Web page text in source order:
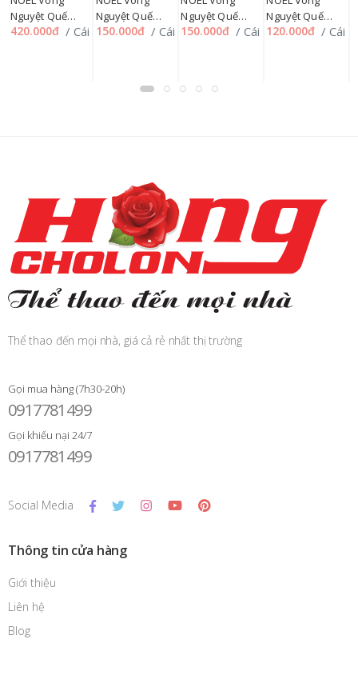
Nguyệt Quế
70cm SP012357
420.000đ / Cái
Nguyệt Quế
40cm SP012358,
150.000đ / Cái
Nguyệt Quế
35cm SP012359
150.000đ / Cái
Nguyệt Quế
30cm SP012360
120.000đ / Cái
Thể thao đến mọi nhà, giá cả rẻ nhất thị trường
Gọi mua hàng (7h30-20h)
0917781499
Gọi khiếu nại 24/7
0917781499
Social Media
Thông tin cửa hàng
Giới thiệu
Liên hệ
Blog